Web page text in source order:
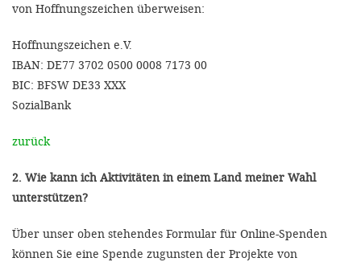
von Hoffnungszeichen überweisen:
Hoffnungszeichen e.V.
IBAN: DE77 3702 0500 0008 7173 00
BIC: BFSW DE33 XXX
SozialBank
zurück
2. Wie kann ich Aktivitäten in einem Land meiner Wahl
unterstützen?
Über unser oben stehendes Formular für Online-Spenden
können Sie eine Spende zugunsten der Projekte von